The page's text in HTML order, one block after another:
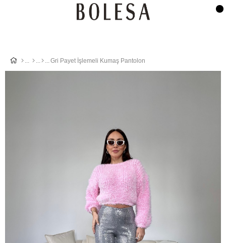
Gri Payet İşlemeli Kumaş Pantolon